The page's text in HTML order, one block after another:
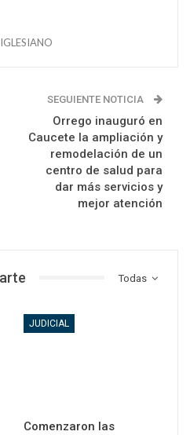
SEGUIENTE NOTICIA
Orrego inauguró en
Caucete la ampliación y
remodelación de un
centro de salud para
dar más servicios y
mejor atención
Todas
JUDICIAL
Comenzaron las